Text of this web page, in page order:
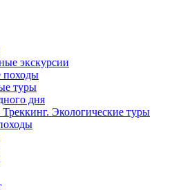
экскурсии
походы
туры
дня
Экологические туры